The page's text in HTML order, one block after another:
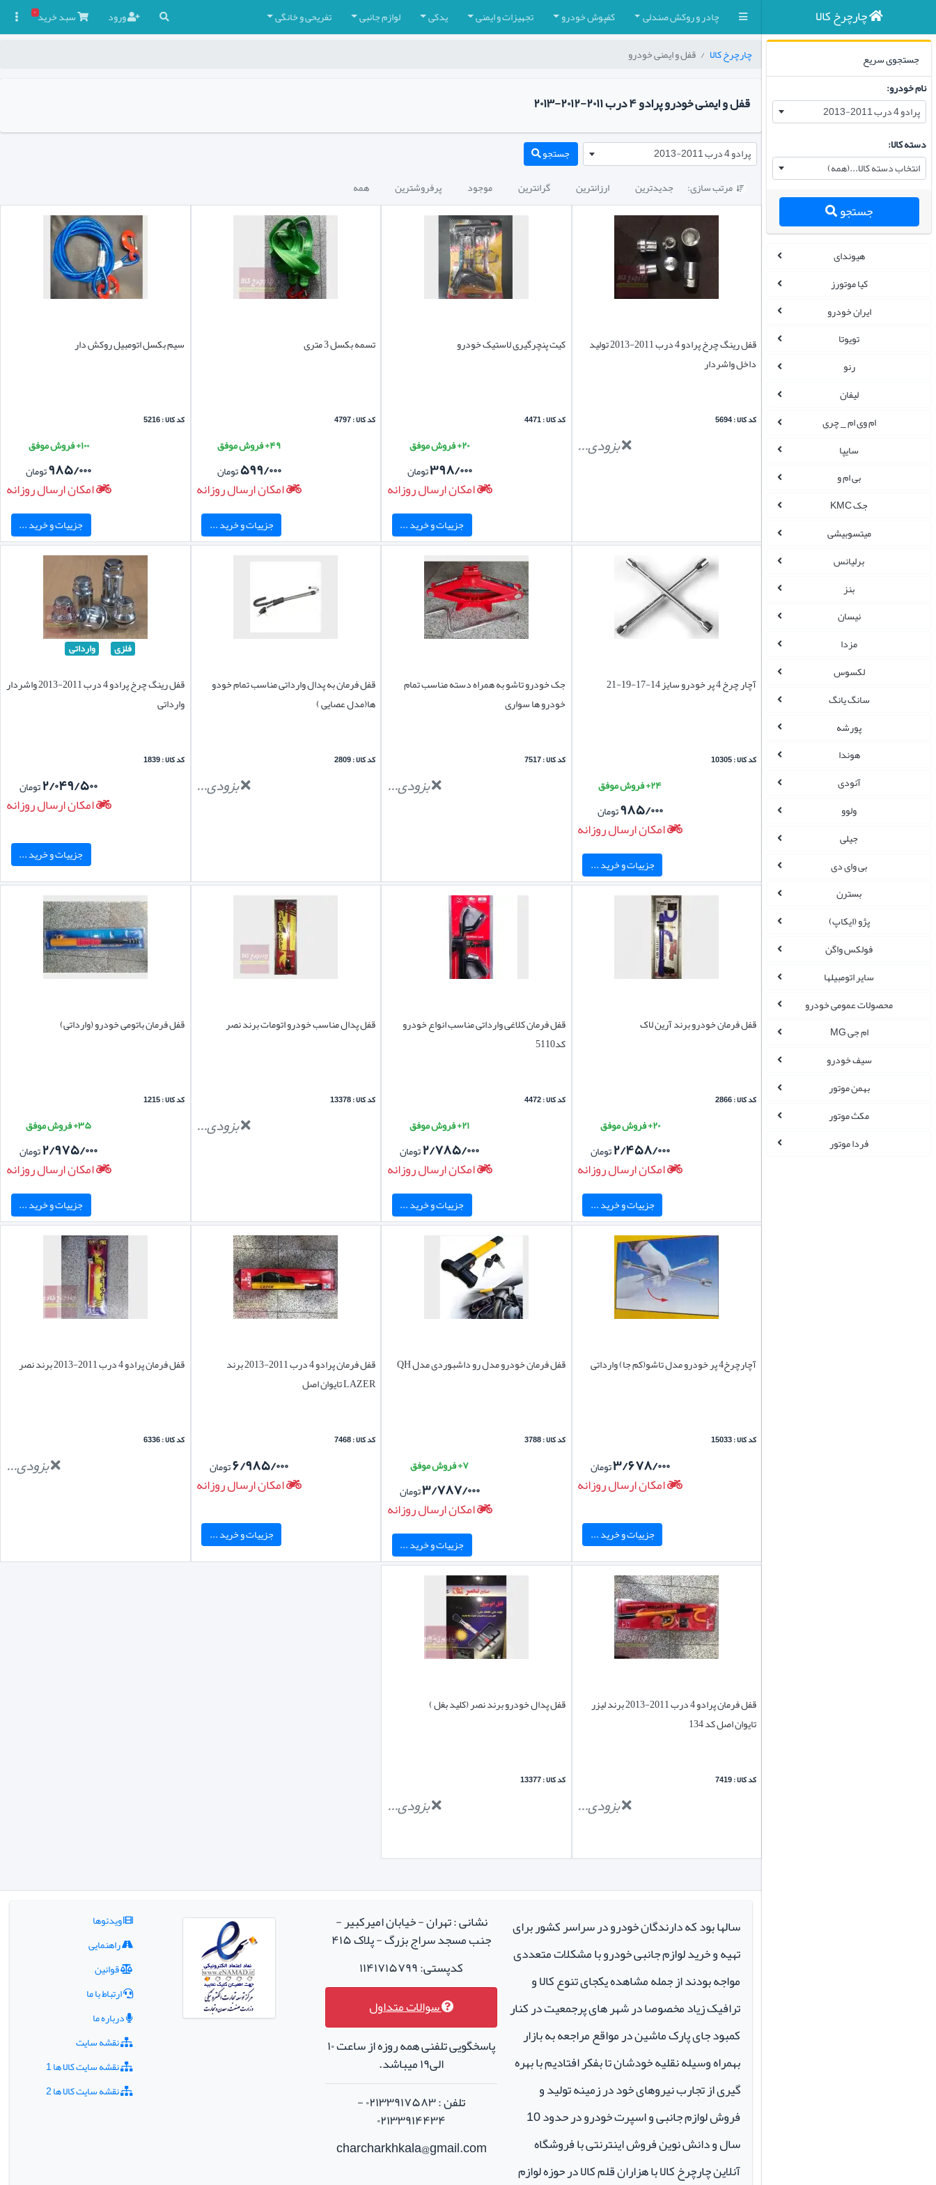
چادر و روکش صندلی کفپوش خودرو تجهیزات و ایمنی یدکی لوازم جانبی تفریحی و خانگی ورود سبدخرید۰ چارچرخ کالا
جستجوی سریع
نام خودرو:
پرادو 4 درب 2011-2013
دسته کالا:
انتخاب دسته کالا...(همه)
جستجو
هیوندای
کیا موتورز
ایران خودرو
تویوتا
رنو
لیفان
ام وی ام _ چری
سایپا
بی ام و
جک KMC
میتسوبیشی
برلیانس
بنز
نیسان
مزدا
لکسوس
سانگ یانگ
پورشه
هوندا
آئودی
ولوو
جیلی
بی وای دی
بسترن
پژو (ایکاپ)
فولکس واگن
سایر اتومبیلها
محصولات عمومی خودرو
ام جی MG
سیف خودرو
بهمن موتور
مکث موتور
فردا موتور
چارچرخ کالا قفل و ایمنی خودرو
قفل و ایمنی خودرو پرادو ۴ درب ۲۰۱۱-۲۰۱۲-۲۰۱۳
پرادو 4 درب 2011-2013 جستجو
 مرتب سازی: جدیدترین ارزانترین گرانترین موجود پرفروشترین همه
قفل رینگ چرخ پرادو 4 درب 2011-2013 تولید
داخل واشردار
کد کالا : 5694
بزودی...
کیت پنچرگیری لاستیک خودرو
کد کالا : 4471
۲۰+ فروش موفق
۳۹۸/۰۰۰تومان
امکان ارسال روزانه
جزییات و خرید ...
تسمه بکسل 3 متری
کد کالا : 4797
۴۹+ فروش موفق
۵۹۹/۰۰۰تومان
امکان ارسال روزانه
جزییات و خرید ...
سیم بکسل اتومبیل روکش دار
کد کالا : 5216
۱۰۰+ فروش موفق
۹۸۵/۰۰۰تومان
امکان ارسال روزانه
جزییات و خرید ...
آچار چرخ 4 پر خودرو سایز 14-17-19-21
کد کالا : 10305
۲۴+ فروش موفق
۹۸۵/۰۰۰تومان
امکان ارسال روزانه
جزییات و خرید ...
جک خودرو تاشو به همراه دسته مناسب تمام
خودرو ها سواری
کد کالا : 7517
بزودی...
قفل فرمان به پدال وارداتی مناسب تمام خودو
ها(مدل عصایی )
کد کالا : 2809
بزودی...
فلزی وارداتی
قفل رینگ چرخ پرادو 4 درب 2011-2013 واشردار
وارداتی
کد کالا : 1839
۲/۰۴۹/۵۰۰تومان
امکان ارسال روزانه
جزییات و خرید ...
قفل فرمان خودرو برند آرین لاک
کد کالا : 2866
۲۰+ فروش موفق
۲/۴۵۸/۰۰۰تومان
امکان ارسال روزانه
جزییات و خرید ...
قفل فرمان کلاغی وارداتی مناسب انواع خودرو
کد5110
کد کالا : 4472
۲۱+ فروش موفق
۲/۷۸۵/۰۰۰تومان
امکان ارسال روزانه
جزییات و خرید ...
قفل پدال مناسب خودرو اتومات برند نصر
کد کالا : 13378
بزودی...
قفل فرمان باتومی خودرو (وارداتی)
کد کالا : 1215
۳۵+ فروش موفق
۲/۹۷۵/۰۰۰تومان
امکان ارسال روزانه
جزییات و خرید ...
آچارچرخ4 پر خودرو مدل تاشو(کم جا) وارداتی
کد کالا : 15033
۳/۶۷۸/۰۰۰تومان
امکان ارسال روزانه
جزییات و خرید ...
قفل فرمان خودرو مدل رو داشبوردی مدل QH
کد کالا : 3788
۷+ فروش موفق
۳/۷۸۷/۰۰۰تومان
امکان ارسال روزانه
جزییات و خرید ...
قفل فرمان پرادو 4 درب 2011-2013 برند
LAZER تایوان اصل
کد کالا : 7468
۶/۹۸۵/۰۰۰تومان
امکان ارسال روزانه
جزییات و خرید ...
قفل فرمان پرادو 4 درب 2011-2013 برند نصر
کد کالا : 6336
بزودی...
قفل فرمان پرادو 4 درب 2011-2013 برند لیزر
تایوان اصل کد 134
کد کالا : 7419
بزودی...
قفل پدال خودرو برند نصر (کلید بغل )
کد کالا : 13377
بزودی...
سالها بود که دارندگان خودرو در سراسر کشور برای
تهیه و خرید لوازم جانبی خودرو با مشکلات متعددی
مواجه بودند از جمله مشاهده یکجای تنوع کالا و
ترافیک زیاد مخصوصا در شهر های پرجمعیت در کنار
کمبود جای پارک ماشین در مواقع مراجعه به بازار
بهمراه وسیله نقلیه خودشان تا بفکر افتادیم با بهره
گیری از تجارب نیروهای خود در زمینه تولید و
فروش لوازم جانبی و اسپرت خودرو در حدود 10
سال و دانش نوین فروش اینترنتی با فروشگاه
آنلاین چارچرخ کالا با هزاران قلم کالا در حوزه لوازم
نشانی : تهران - خیابان امیرکبیر -
جنب مسجد سراج بزرگ - پلاک ۴۱۵
کدپستی: ۱۱۴۱۷۱۵۷۹۹
سوالات متداول
پاسخگویی تلفنی همه روزه از ساعت ۱۰
الی۱۹ میباشد.
تلفن : ۰۲۱۳۳۹۱۷۵۸۳ -
۰۲۱۳۳۹۱۴۴۳۴
charcharkhkala@gmail.com
ویدئوها
راهنمایی
قوانین
ارتباط با ما
درباره ما
نقشه سایت
نقشه سایت کالا ها 1
نقشه سایت کالا ها 2